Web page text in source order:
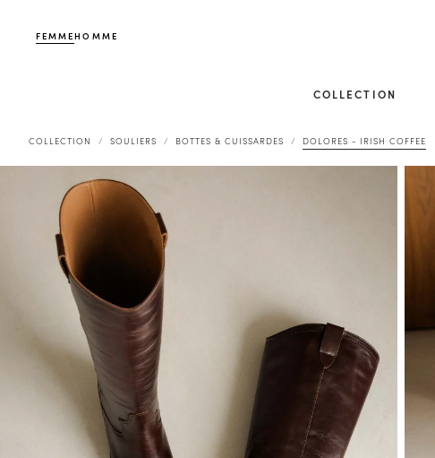
FEMMEHOMME
COLLECTION
COLLECTION SOULIERS BOTTES & CUISSARDES DOLORES - IRISH COFFEE